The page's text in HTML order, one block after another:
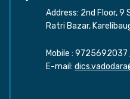
Address: 2nd Floor, 9
Ratri Bazar,
Mobile : 9725692037
E-mail: